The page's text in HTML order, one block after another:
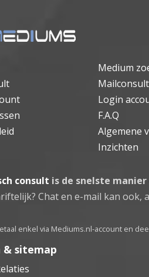
Medium
Mailconsult
Login
F.A.Q
Algemene
Inzichten
consult is de snelste
Chat en e-mail kan ook,
enkel via Mediums.nl-account en
& sitemap